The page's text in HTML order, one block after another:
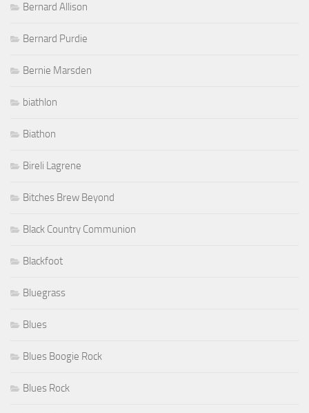
Bernard Allison
Bernard Purdie
Bernie Marsden
biathlon
Biathon
Bireli Lagrene
Bitches Brew Beyond
Black Country Communion
Blackfoot
Bluegrass
Blues
Blues Boogie Rock
Blues Rock